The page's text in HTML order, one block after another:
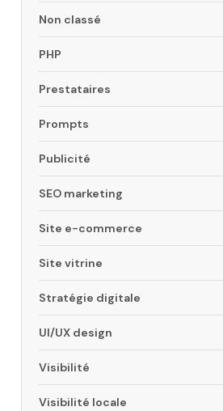
Non classé
PHP
Prestataires
Prompts
Publicité
SEO marketing
Site e-commerce
Site vitrine
Stratégie digitale
UI/UX design
Visibilité
Visibilité locale